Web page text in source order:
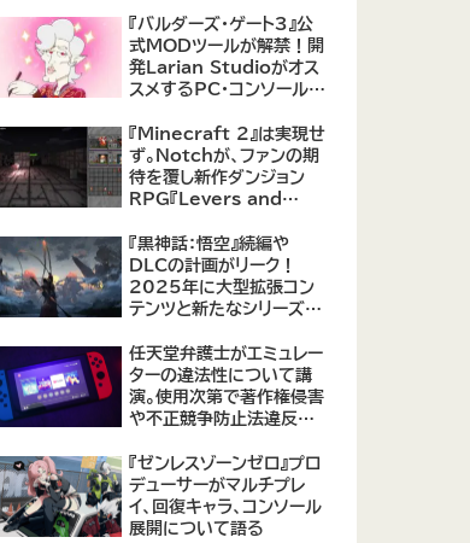
『バルダーズ・ゲート3』公
式MODツールが解禁！開
発Larian Studioがオス
スメするPC・コンソール向
『Minecraft 2』は実現せ
ず。Notchが、ファンの期
待を覆し新作ダンジョン
RPG『Levers and
表！
『黒神話：悟空』続編や
DLCの計画がリーク！
2025年に大型拡張コン
テンツと新たなシリーズ作
【09/17更新】
任天堂弁護士がエミュレー
ターの違法性について講
演。使用次第で著作権侵害
や不正競争防止法違反に
『ゼンレスゾーンゼロ』プロ
デューサーがマルチプレ
イ、回復キャラ、コンソール
展開について語る